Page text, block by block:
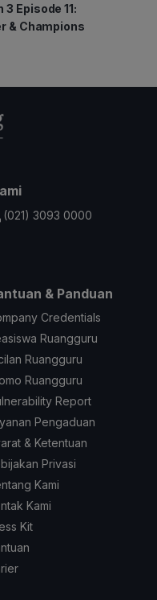
3 Episode 11:
& Champions
(021) 3093 0000
& Panduan
Credentials
Ruangguru
Ruangguru
Ruangguru
Report
Pengaduan
& Ketentuan
Privasi
Kami
Kami
Kit